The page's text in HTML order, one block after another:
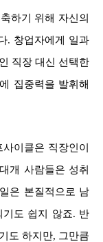
하기 위해 자신의
. 창업자에게 일과
직장 대신 선택한
집중력을 발휘해
이클은 직장인이
개 사람들은 성취
은 본질적으로 남
기도 쉽지 않죠. 반
도 하지만, 그만큼